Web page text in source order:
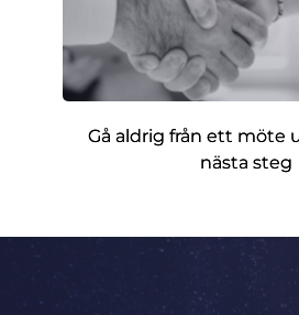
Gå aldrig från ett möte
nästa steg